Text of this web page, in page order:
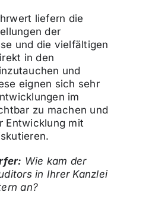
liefern die
der
und die vielfältigen
in den
und
eignen sich sehr
im
zu machen und
Entwicklung mit
Wie kam der
in Ihrer Kanzlei
an?